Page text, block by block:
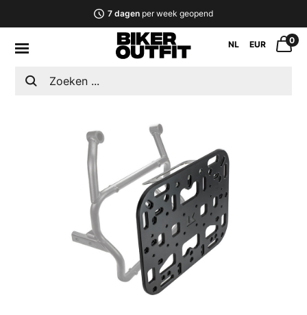
7 dagenper week geopend
NL EUR 0